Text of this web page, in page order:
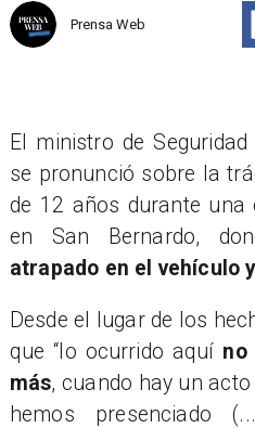
Prensa Web
El ministro de Seguridad
se pronunció sobre la
de 12 años durante
en San Bernardo,
atrapado en el vehículo
Desde el lugar de los
que “lo ocurrido aquí no
más, cuando hay un
hemos presenciado